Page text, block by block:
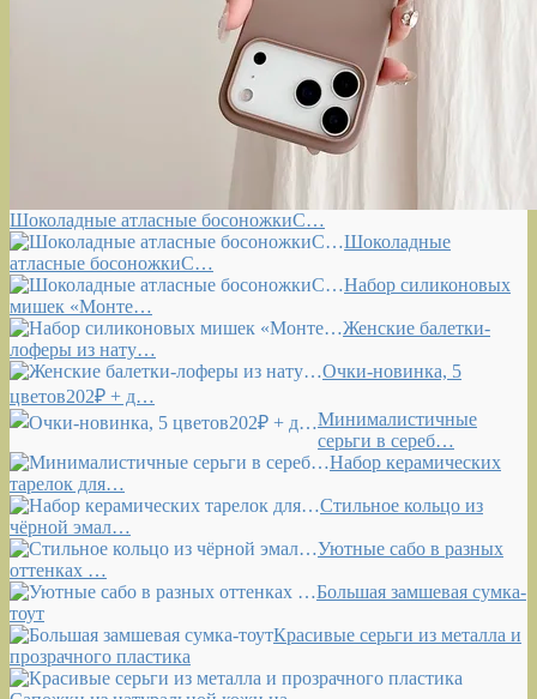
Шоколадные атласные босоножкиС…
Шоколадные
атласные босоножкиС…
Набор силиконовых
мишек «Монте…
Женские балетки-
лоферы из нату…
Очки-новинка, 5
цветов202₽ + д…
Минималистичные
серьги в сереб…
Набор керамических
тарелок для…
Стильное кольцо из
чёрной эмал…
Уютные сабо в разных
оттенках …
Большая замшевая сумка-
тоут
Красивые серьги из металла и
прозрачного пластика